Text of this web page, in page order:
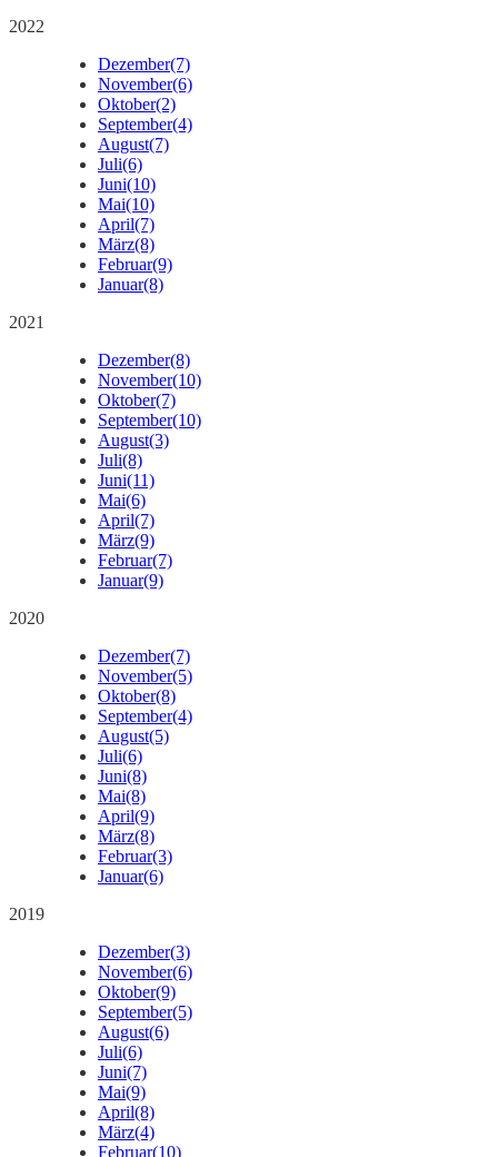
2022
Dezember(7)
November(6)
Oktober(2)
September(4)
August(7)
Juli(6)
Juni(10)
Mai(10)
April(7)
März(8)
Februar(9)
Januar(8)
2021
Dezember(8)
November(10)
Oktober(7)
September(10)
August(3)
Juli(8)
Juni(11)
Mai(6)
April(7)
März(9)
Februar(7)
Januar(9)
2020
Dezember(7)
November(5)
Oktober(8)
September(4)
August(5)
Juli(6)
Juni(8)
Mai(8)
April(9)
März(8)
Februar(3)
Januar(6)
2019
Dezember(3)
November(6)
Oktober(9)
September(5)
August(6)
Juli(6)
Juni(7)
Mai(9)
April(8)
März(4)
Februar(10)